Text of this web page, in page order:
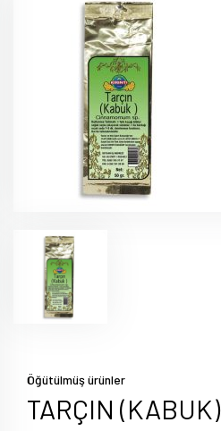
Öğütülmüş ürünler
TARÇIN (KABUK)